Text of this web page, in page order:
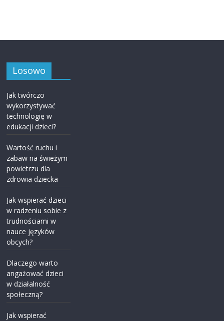
Losowo
Jak twórczo
wykorzystywać
technologię w
edukacji dzieci?
Wartość ruchu i
zabaw na świeżym
powietrzu dla
zdrowia dziecka
Jak wspierać dzieci
w radzeniu sobie z
trudnościami w
nauce języków
obcych?
Dlaczego warto
angażować dzieci
w działalność
społeczną?
Jak wspierać